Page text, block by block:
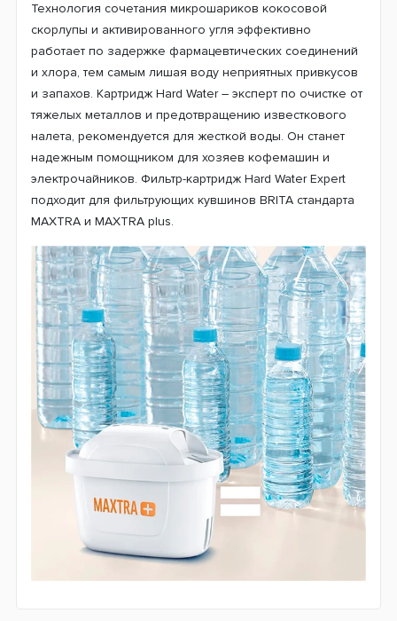
Технология сочетания микрошариков кокосовой
скорлупы и активированного угля эффективно
работает по задержке фармацевтических соединений
и хлора, тем самым лишая воду неприятных привкусов
и запахов. Картридж Hard Water – эксперт по очистке от
тяжелых металлов и предотвращению известкового
налета, рекомендуется для жесткой воды. Он станет
надежным помощником для хозяев кофемашин и
электрочайников. Фильтр-картридж Hard Water Expert
подходит для фильтрующих кувшинов BRITA стандарта
MAXTRA и MAXTRA plus.